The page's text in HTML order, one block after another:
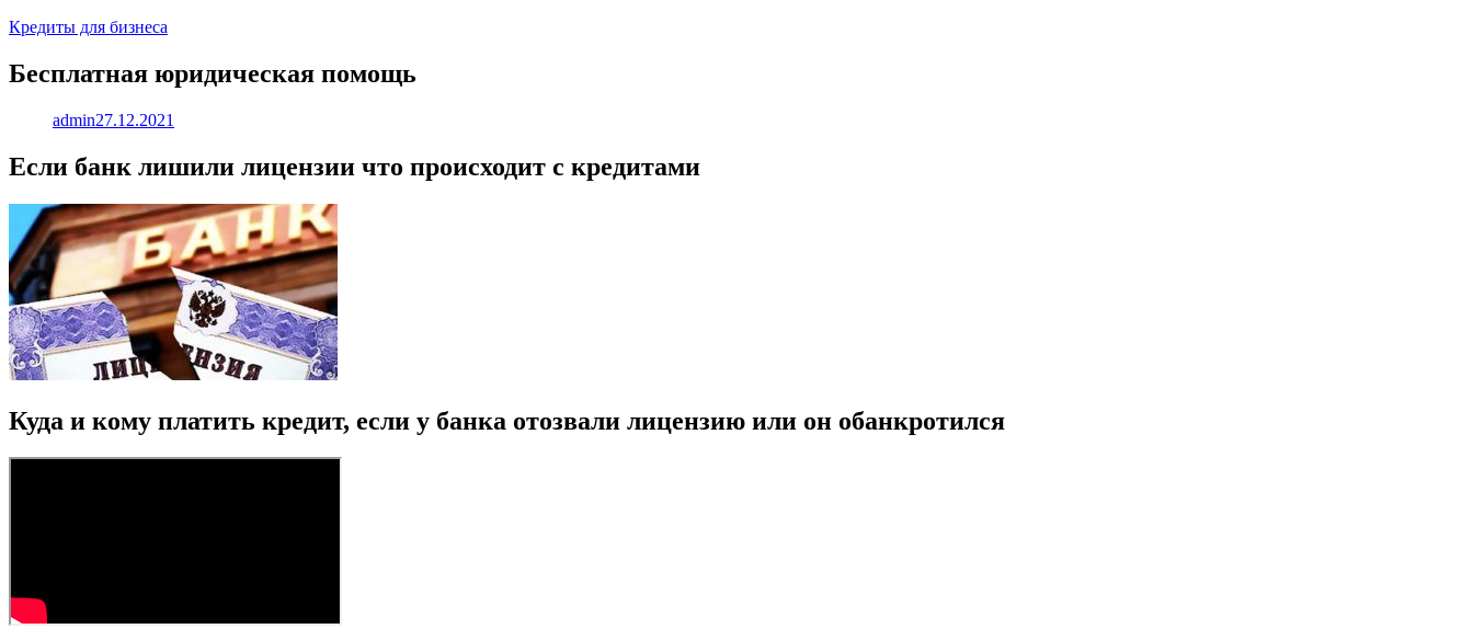
Кредиты для бизнеса
Бесплатная юридическая помощь
admin27.12.2021
Если банк лишили лицензии что происходит с кредитами
Куда и кому платить кредит, если у банка отозвали лицензию или он обанкротился